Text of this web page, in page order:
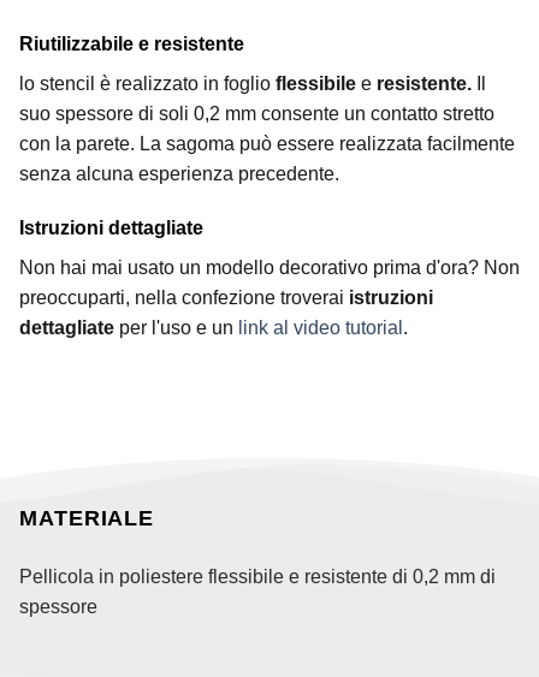
Riutilizzabile e resistente
lo stencil è realizzato in foglio flessibile e resistente.
suo spessore di soli 0,2 mm consente un contatto stretto
con la parete. La sagoma può essere realizzata facilmente
senza alcuna esperienza precedente.
Istruzioni dettagliate
Non hai mai usato un modello decorativo prima d'ora? Non
preoccuparti, nella confezione troverai istruzioni
dettagliate per l'uso e un link al video tutorial .
MATERIALE
Pellicola in poliestere flessibile e resistente di 0,2 mm di
spessore